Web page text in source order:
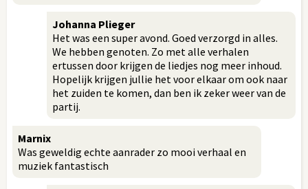
Johanna Plieger
Het was een super avond. Goed verzorgd in alles.
We hebben genoten. Zo met alle verhalen
ertussen door krijgen de liedjes nog meer inhoud.
Hopelijk krijgen jullie het voor elkaar om ook naar
het zuiden te komen, dan ben ik zeker weer van de
partij.
Marnix
Was geweldig echte aanrader zo mooi verhaal en
muziek fantastisch